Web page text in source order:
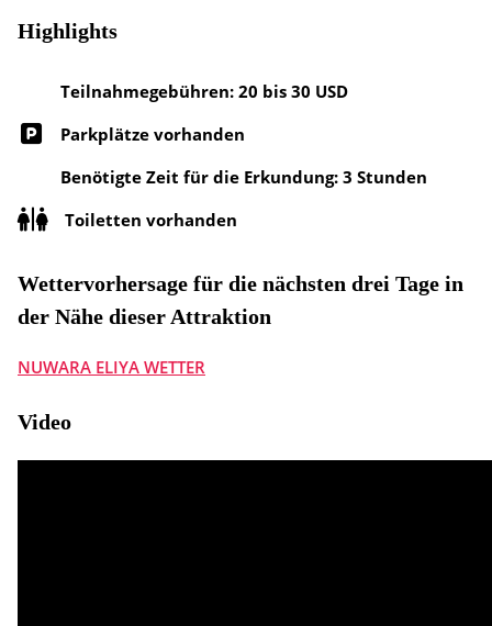
Highlights
Teilnahmegebühren: 20 bis 30 USD
Parkplätze vorhanden
Benötigte Zeit für die Erkundung: 3 Stunden
Toiletten vorhanden
Wettervorhersage für die nächsten drei Tage in
der Nähe dieser Attraktion
NUWARA ELIYA WETTER
Video